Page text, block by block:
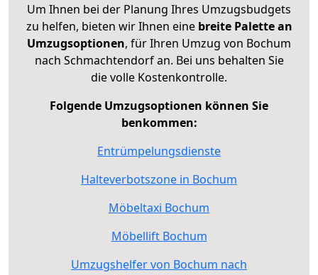
Um Ihnen bei der Planung Ihres Umzugsbudgets
zu helfen, bieten wir Ihnen eine breite Palette an
Umzugsoptionen, für Ihren Umzug von Bochum
nach Schmachtendorf an. Bei uns behalten Sie
die volle Kostenkontrolle.
Folgende Umzugsoptionen können Sie
benkommen:
Entrümpelungsdienste
Halteverbotszone in Bochum
Möbeltaxi Bochum
Möbellift Bochum
Umzugshelfer von Bochum nach